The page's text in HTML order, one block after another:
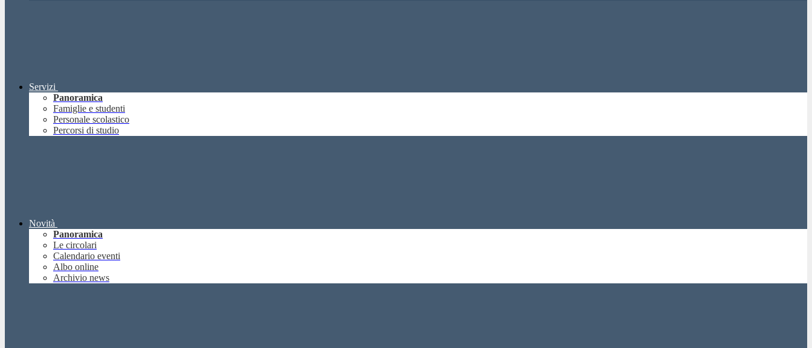
Servizi
Panoramica
Famiglie e studenti
Personale scolastico
Percorsi di studio
Novità
Panoramica
Le circolari
Calendario eventi
Albo online
Archivio news